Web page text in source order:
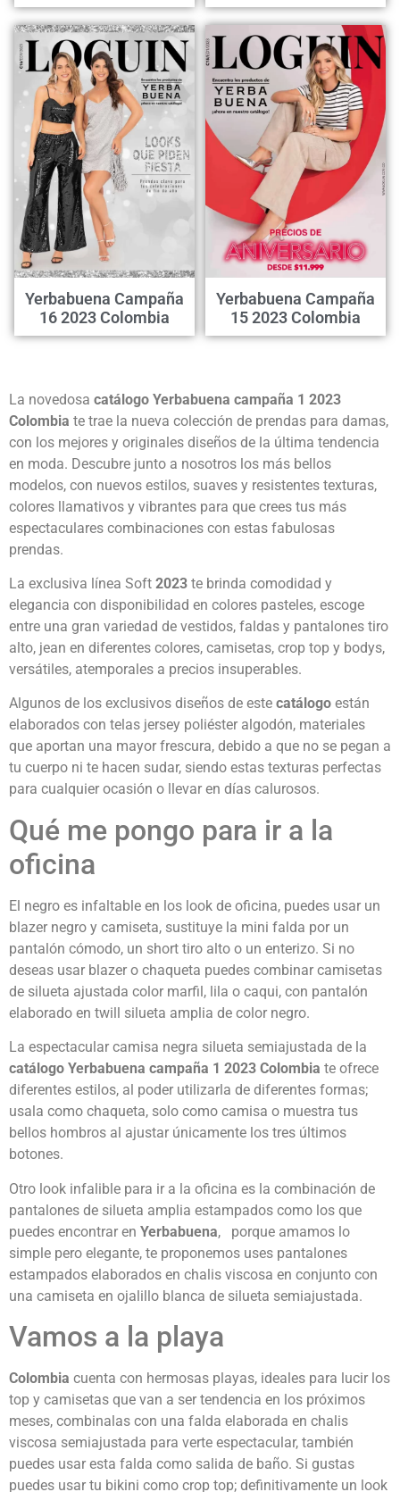
Yerbabuena Campaña
16 2023 Colombia
Yerbabuena Campaña
15 2023 Colombia
La novedosa catálogo Yerbabuena campaña 1 2023
Colombia te trae la nueva colección de prendas para damas,
con los mejores y originales diseños de la última tendencia
en moda. Descubre junto a nosotros los más bellos
modelos, con nuevos estilos, suaves y resistentes texturas,
colores llamativos y vibrantes para que crees tus más
espectaculares combinaciones con estas fabulosas
prendas.
La exclusiva línea Soft 2023 te brinda comodidad y
elegancia con disponibilidad en colores pasteles, escoge
entre una gran variedad de vestidos, faldas y pantalones tiro
alto, jean en diferentes colores, camisetas, crop top y bodys,
versátiles, atemporales a precios insuperables.
Algunos de los exclusivos diseños de este catálogo están
elaborados con telas jersey poliéster algodón, materiales
que aportan una mayor frescura, debido a que no se pegan a
tu cuerpo ni te hacen sudar, siendo estas texturas perfectas
para cualquier ocasión o llevar en días calurosos.
Qué me pongo para ir a la
oficina
El negro es infaltable en los look de oficina, puedes usar un
blazer negro y camiseta, sustituye la mini falda por un
pantalón cómodo, un short tiro alto o un enterizo. Si no
deseas usar blazer o chaqueta puedes combinar camisetas
de silueta ajustada color marfil, lila o caqui, con pantalón
elaborado en twill silueta amplia de color negro.
La espectacular camisa negra silueta semiajustada de la
catálogo Yerbabuena campaña 1 2023 Colombia te ofrece
diferentes estilos, al poder utilizarla de diferentes formas;
usala como chaqueta, solo como camisa o muestra tus
bellos hombros al ajustar únicamente los tres últimos
botones.
Otro look infalible para ir a la oficina es la combinación de
pantalones de silueta amplia estampados como los que
puedes encontrar en Yerbabuena, porque amamos lo
simple pero elegante, te proponemos uses pantalones
estampados elaborados en chalis viscosa en conjunto con
una camiseta en ojalillo blanca de silueta semiajustada.
Vamos a la playa
Colombia cuenta con hermosas playas, ideales para lucir los
top y camisetas que van a ser tendencia en los próximos
meses, combinalas con una falda elaborada en chalis
viscosa semiajustada para verte espectacular, también
puedes usar esta falda como salida de baño. Si gustas
puedes usar tu bikini como crop top; definitivamente un look